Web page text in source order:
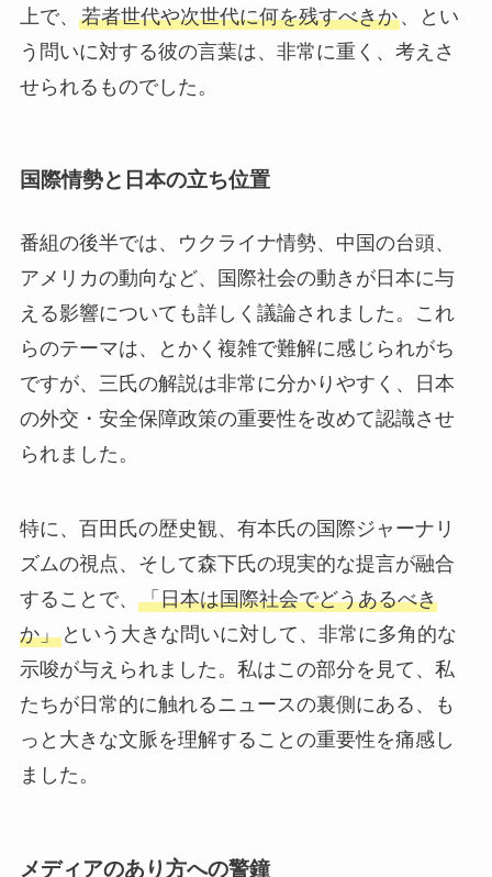
上で、 若者世代や次世代に何を残すべきか、とい
う問いに対する彼の言葉は、非常に重く、考えさ
せられるものでした。
国際情勢と日本の立ち位置
番組の後半では、ウクライナ情勢、中国の台頭、
アメリカの動向など、国際社会の動きが日本に与
える影響についても詳しく議論されました。これ
らのテーマは、とかく複雑で難解に感じられがち
ですが、三氏の解説は非常に分かりやすく、日本
の外交・安全保障政策の重要性を改めて認識させ
られました。
特に、百田氏の歴史観、有本氏の国際ジャーナリ
ズムの視点、そして森下氏の現実的な提言が融合
することで、 「日本は国際社会でどうあるべき
か」という大きな問いに対して、非常に多角的な
示唆が与えられました。私はこの部分を見て、私
たちが日常的に触れるニュースの裏側にある、も
っと大きな文脈を理解することの重要性を痛感し
ました。
メディアのあり方への警鐘